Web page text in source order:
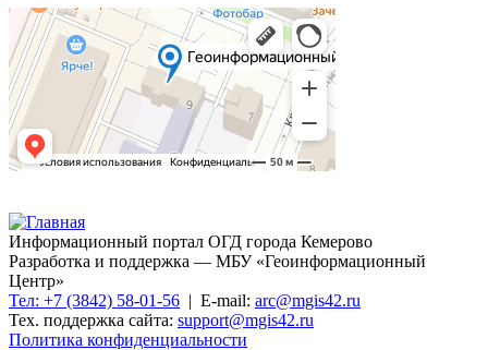
Информационный портал ОГД города Кемерово
Разработка и поддержка — МБУ «Геоинформационный
Центр»
Тел: +7 (3842) 58-01-56 | E-mail: arc@mgis42.ru
Тех. поддержка сайта: support@mgis42.ru
Политика конфиденциальности